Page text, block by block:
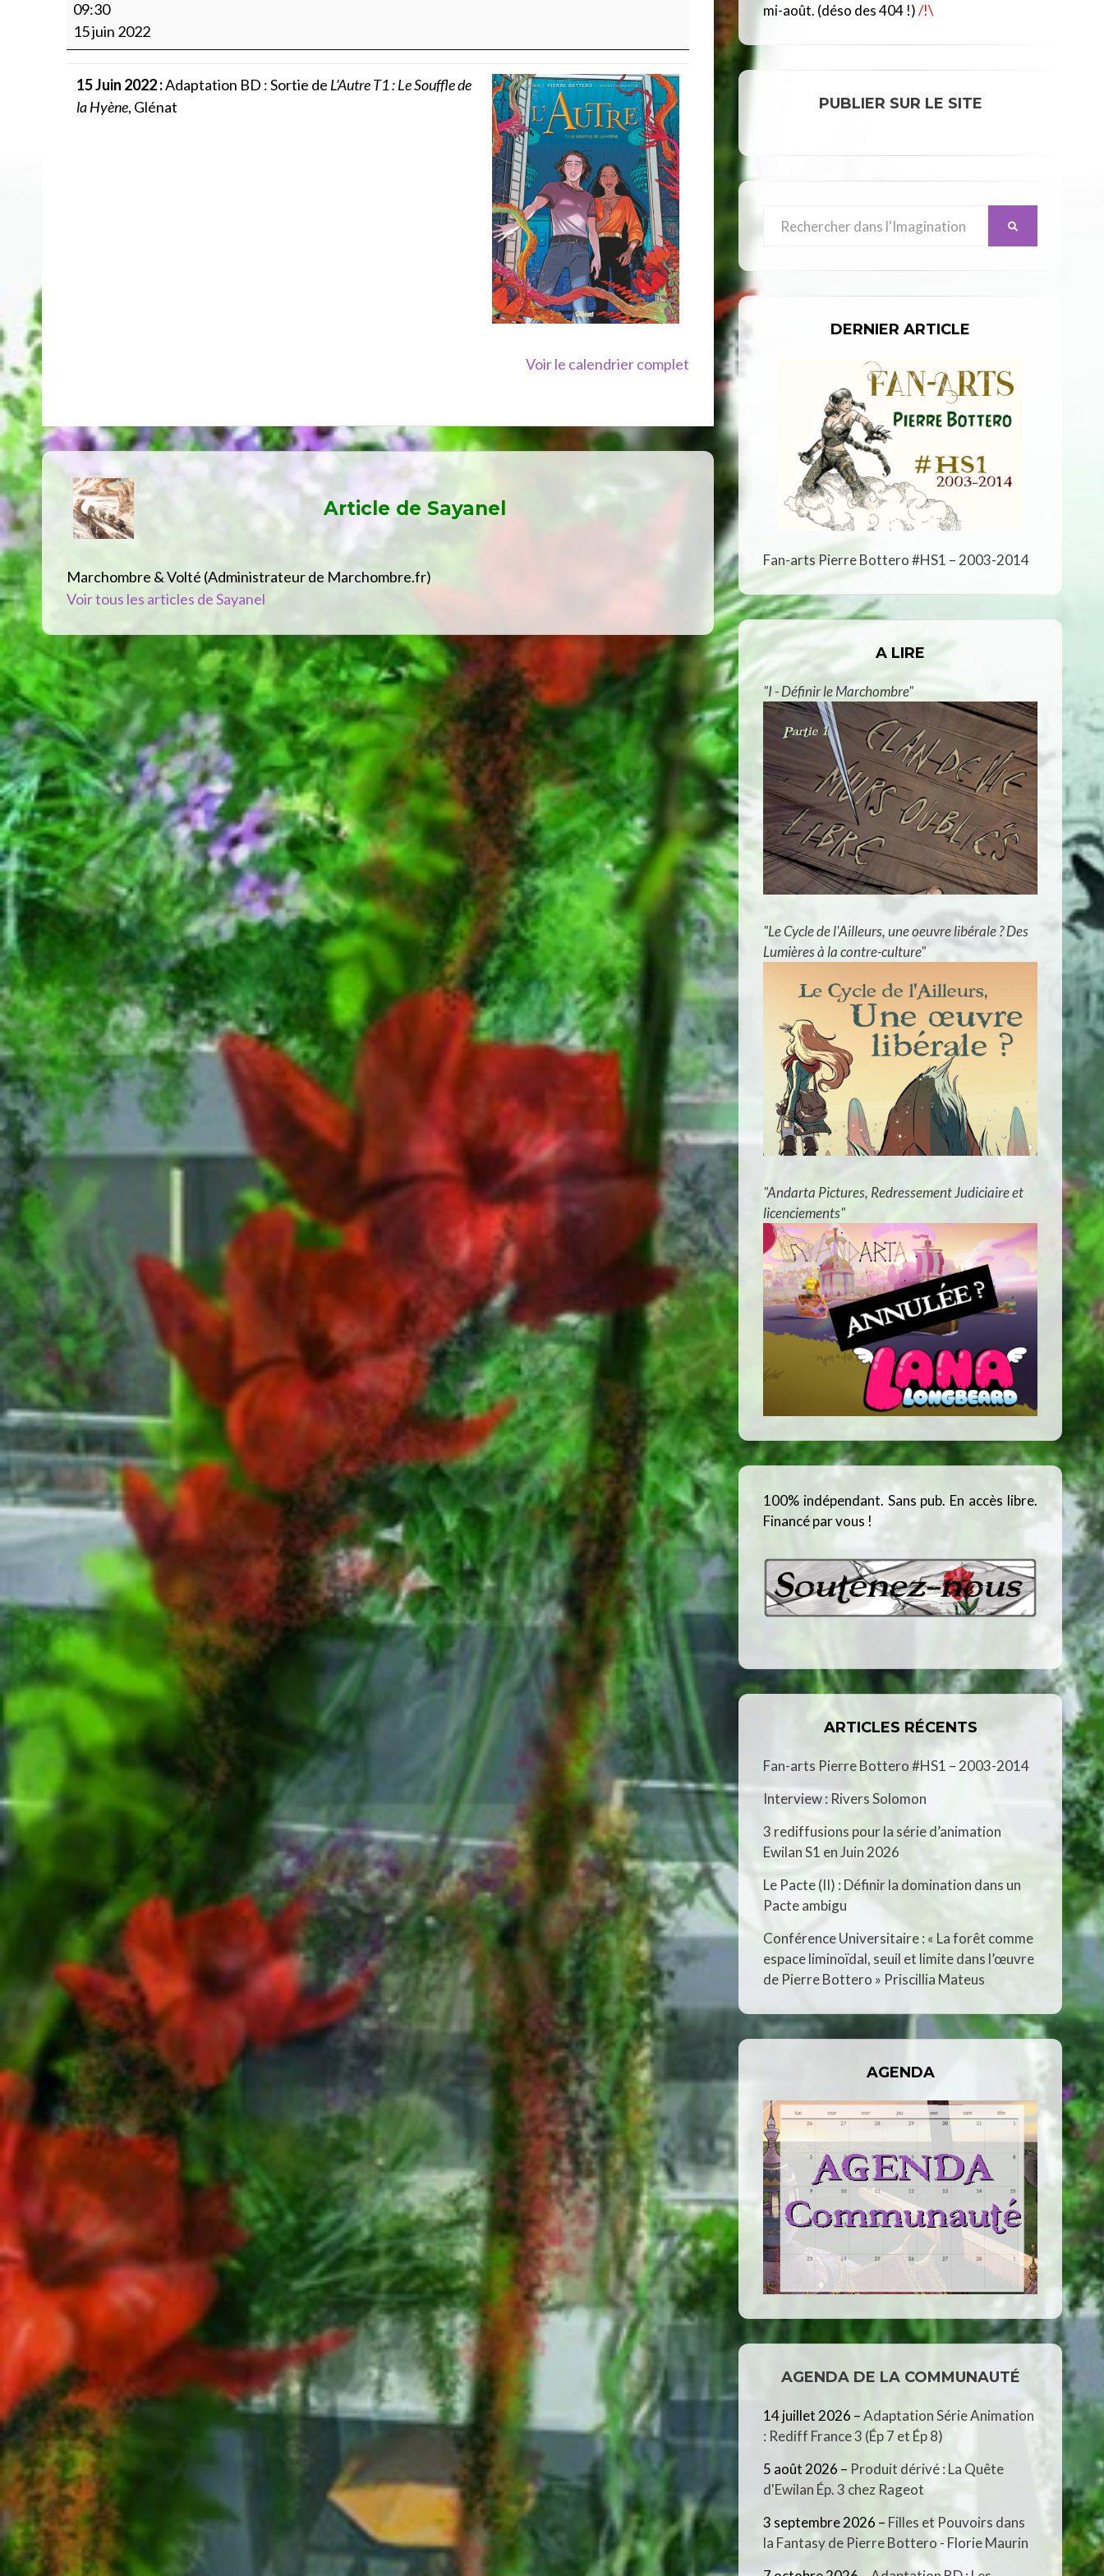
C
BD
:
T1
09:30
15 juin 2022
15 Juin 2022:Adaptation BD : Sortie de L’Autre T1 : Le Souffle de
la Hyène, Glénat
Voir le calendrier complet
Article de Sayanel
Marchombre & Volté (Administrateur de Marchombre.fr)
Voir tous les articles de Sayanel
mi-août. (déso des 404 !)/!\
PUBLIER SUR LE SITE
for:
DERNIER ARTICLE
Fan-arts Pierre Bottero #HS1 – 2003-2014
A LIRE
"I - Définir le Marchombre"
"Le Cycle de l'Ailleurs, une oeuvre libérale ? Des
Lumières à la contre-culture"
"Andarta Pictures, Redressement Judiciaire et
licenciements"
100% indépendant. Sans pub. En accès libre.
Financé par vous !
ARTICLES RÉCENTS
Fan-arts Pierre Bottero #HS1 – 2003-2014
Interview : Rivers Solomon
3 rediffusions pour la série d’animation
Ewilan S1 en Juin 2026
Le Pacte (II) : Définir la domination dans un
Pacte ambigu
Conférence Universitaire : « La forêt comme
espace liminoïdal, seuil et limite dans l’œuvre
de Pierre Bottero » Priscillia Mateus
AGENDA
AGENDA DE LA COMMUNAUTÉ
14 juillet 2026 –Adaptation Série Animation
: Rediff France 3 (Ép 7 et Ép 8)
5 août 2026 – Produit dérivé : La Quête
d'Ewilan Ép. 3 chez Rageot
3 septembre 2026 – Filles et Pouvoirs dans
la Fantasy de Pierre Bottero - Florie Maurin